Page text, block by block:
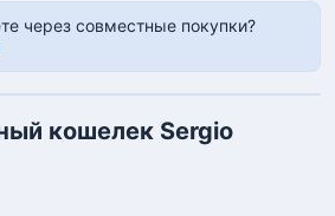
через совместные покупки?
кошелек Sergio